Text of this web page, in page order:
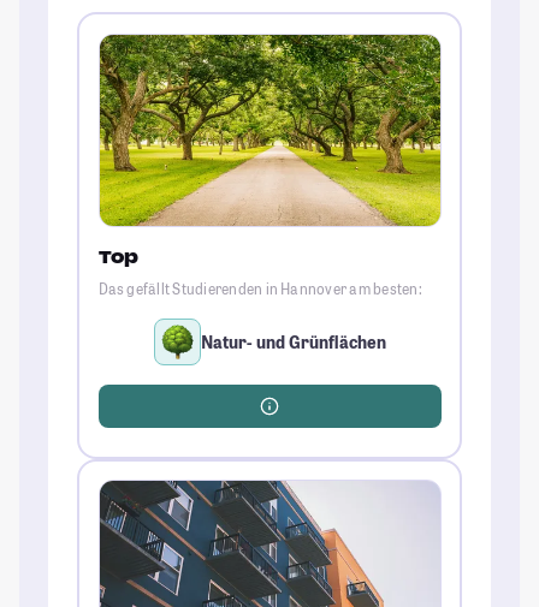
Top
Das gefällt Studierenden in Hannover am besten:
Natur- und Grünflächen